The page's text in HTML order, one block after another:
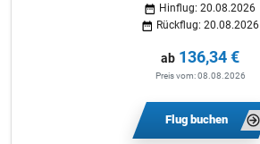
Hinflug: 20.08.2026
Rückflug: 20.08.2026
ab 136,34 €
Preis vom: 08.08.2026
Flug buchen